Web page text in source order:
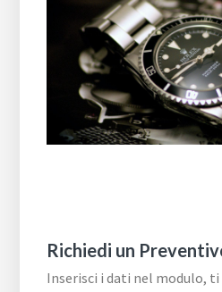
Richiedi un
Inserisci i dati nel modulo,